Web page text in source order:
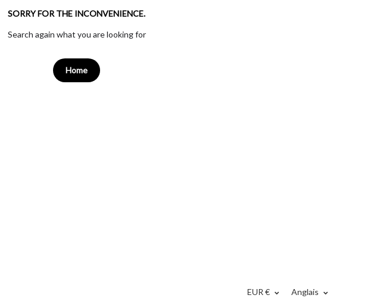
SORRY FOR THE INCONVENIENCE.
Search again what you are looking for
Home
Anglais
EUR €